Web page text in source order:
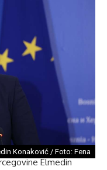
Konaković / Foto: Fena
Elmedin